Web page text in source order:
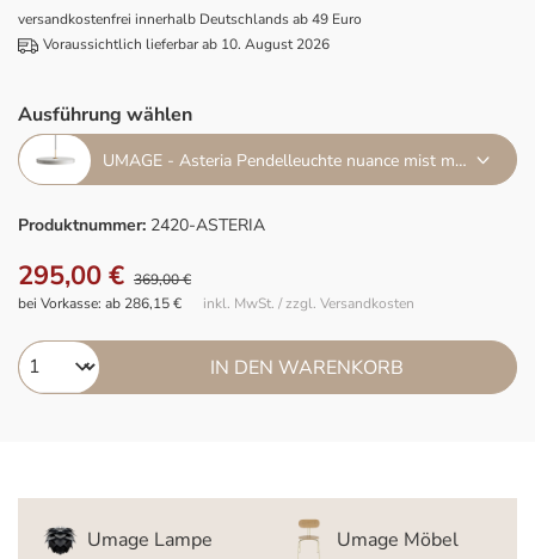
versandkostenfrei innerhalb Deutschlands ab 49 Euro
Voraussichtlich lieferbar ab 10. August 2026
Ausführung wählen
UMAGE - Asteria Pendelleuchte nuance mist messing
Produktnummer: 2420-ASTERIA
295,00 € 369,00 €
inkl. MwSt. / zzgl. Versandkosten
bei Vorkasse: ab 286,15 €
IN DEN WARENKORB
Umage Lampe Umage Möbel